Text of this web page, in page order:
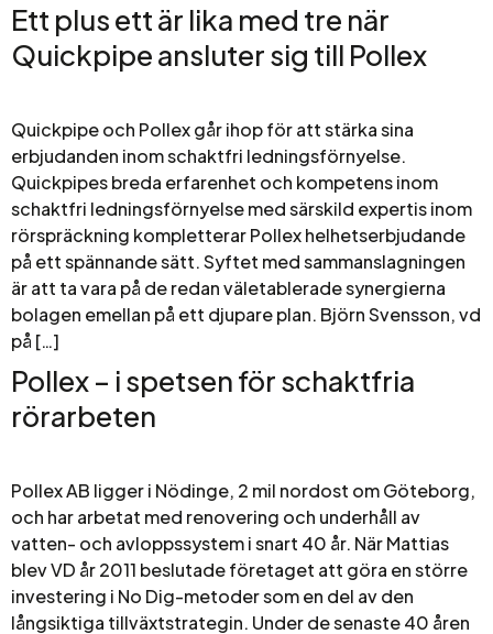
Ett plus ett är lika med tre när
Quickpipe ansluter sig till Pollex
Quickpipe och Pollex går ihop för att stärka sina
erbjudanden inom schaktfri ledningsförnyelse.
Quickpipes breda erfarenhet och kompetens inom
schaktfri ledningsförnyelse med särskild expertis inom
rörspräckning kompletterar Pollex helhetserbjudande
på ett spännande sätt. Syftet med sammanslagningen
är att ta vara på de redan väletablerade synergierna
bolagen emellan på ett djupare plan. Björn Svensson, vd
på […]
Pollex – i spetsen för schaktfria
rörarbeten
Pollex AB ligger i Nödinge, 2 mil nordost om Göteborg,
och har arbetat med renovering och underhåll av
vatten- och avloppssystem i snart 40 år. När Mattias
blev VD år 2011 beslutade företaget att göra en större
investering i No Dig-metoder som en del av den
långsiktiga tillväxtstrategin. Under de senaste 40 åren